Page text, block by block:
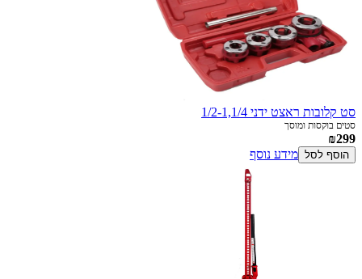
סט קלובות ראצט ידני 1/2-1,1/4
סטים בוקסות ומוסך
₪299
הוסף לסל מידע נוסף